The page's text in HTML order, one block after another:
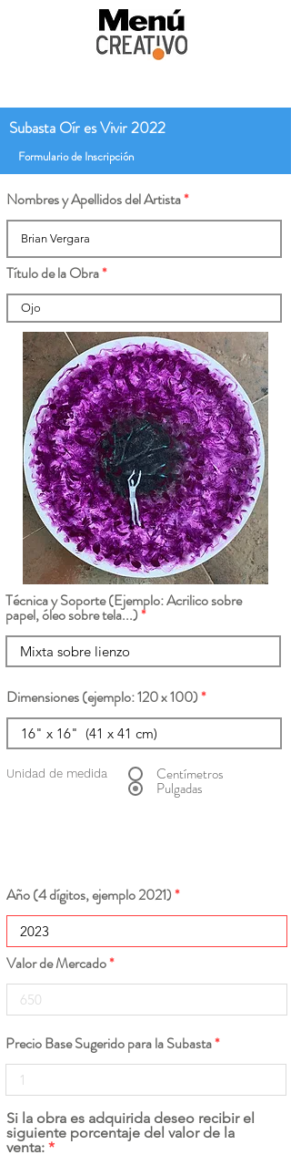
Subasta Oír es Vivir 2022
Formulario de Inscripción
Nombres y Apellidos del Artista
Título de la Obra
Técnica y Soporte (Ejemplo: Acrilico sobre
papel, óleo sobre tela...)
Dimensiones (ejemplo: 120 x 100)
Unidad de medida Centímetros
Pulgadas
Año (4 dígitos, ejemplo 2021)
Valor de Mercado
Precio Base Sugerido para la Subasta
Si la obra es adquirida deseo recibir el
siguiente porcentaje del valor de la
venta: